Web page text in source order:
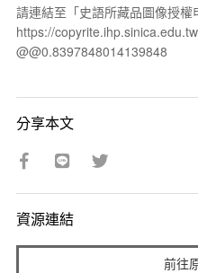
請連結至「史語所藏品圖像授權
https://
@@0.8397848014139848
分享本文
資源連結
前往